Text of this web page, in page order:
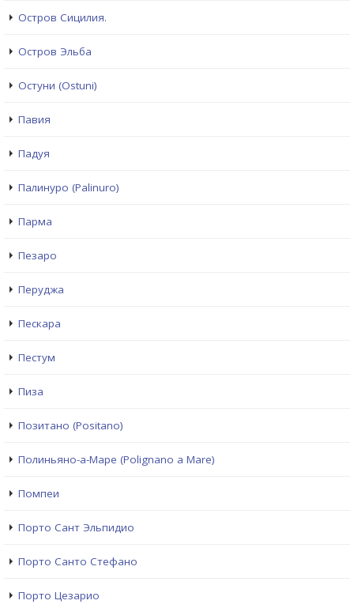
Остров Сицилия.
Остров Эльба
Остуни (Ostuni)
Павия
Падуя
Палинуро (Palinuro)
Парма
Пезаро
Перуджа
Пескара
Пестум
Пиза
Позитано (Positano)
Полиньяно-а-Маре (Polignano a Mare)
Помпеи
Порто Сант Эльпидио
Порто Санто Стефано
Порто Цезарио